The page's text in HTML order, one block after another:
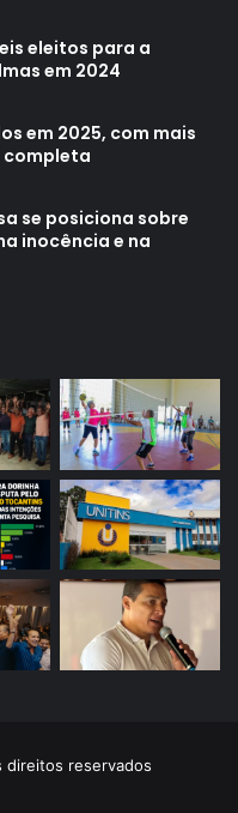
eleitos para a
em 2024
em 2025, com mais
completa
se posiciona sobre
inocência e na
reservados